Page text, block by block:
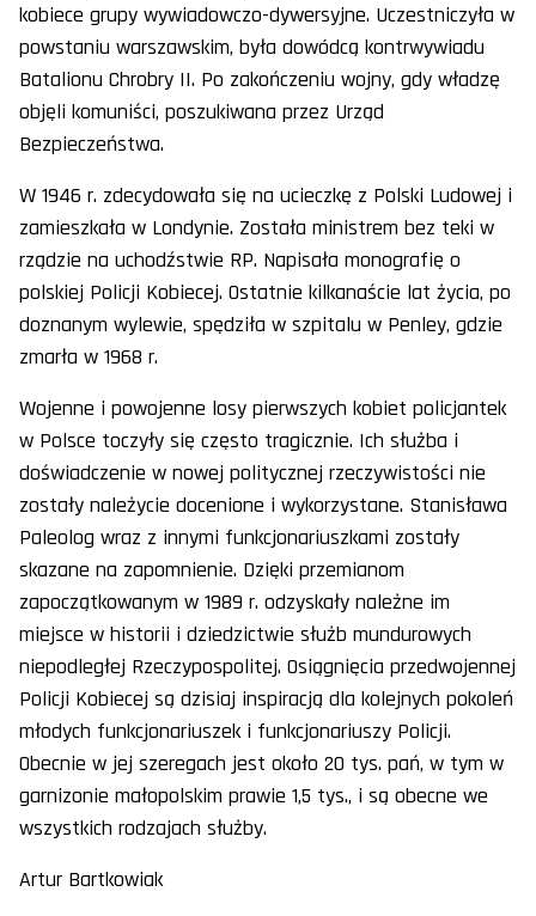
kobiece grupy wywiadowczo-dywersyjne. Uczestniczyła w
powstaniu warszawskim, była dowódcą kontrwywiadu
Batalionu Chrobry II. Po zakończeniu wojny, gdy władzę
objęli komuniści, poszukiwana przez Urząd
Bezpieczeństwa.
W 1946 r. zdecydowała się na ucieczkę z Polski Ludowej i
zamieszkała w Londynie. Została ministrem bez teki w
rządzie na uchodźstwie RP. Napisała monografię o
polskiej Policji Kobiecej. Ostatnie kilkanaście lat życia, po
doznanym wylewie, spędziła w szpitalu w Penley, gdzie
zmarła w 1968 r.
Wojenne i powojenne losy pierwszych kobiet policjantek
w Polsce toczyły się często tragicznie. Ich służba i
doświadczenie w nowej politycznej rzeczywistości nie
zostały należycie docenione i wykorzystane. Stanisława
Paleolog wraz z innymi funkcjonariuszkami zostały
skazane na zapomnienie. Dzięki przemianom
zapoczątkowanym w 1989 r. odzyskały należne im
miejsce w historii i dziedzictwie służb mundurowych
niepodległej Rzeczypospolitej. Osiągnięcia przedwojennej
Policji Kobiecej są dzisiaj inspiracją dla kolejnych pokoleń
młodych funkcjonariuszek i funkcjonariuszy Policji.
Obecnie w jej szeregach jest około 20 tys. pań, w tym w
garnizonie małopolskim prawie 1,5 tys., i są obecne we
wszystkich rodzajach służby.
Artur Bartkowiak